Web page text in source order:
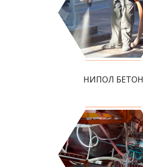
НИПОЛ БЕТОН